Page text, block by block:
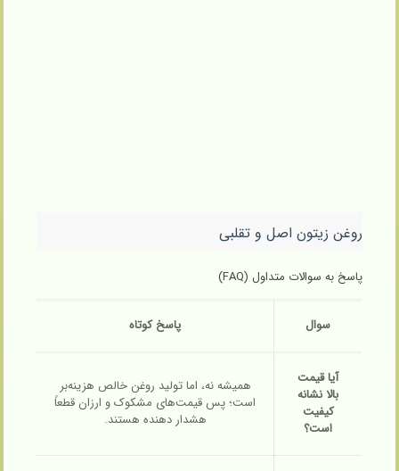
روغن زیتون اصل و تقلبی
پاسخ به سوالات متداول (FAQ)
سوال پاسخ کوتاه
آیا قیمت
بالا نشانه
کیفیت
است؟
همیشه نه، اما تولید روغن خالص هزینه‌بر
است؛ پس قیمت‌های مشکوک و ارزان قطعاً
هشدار دهنده هستند.